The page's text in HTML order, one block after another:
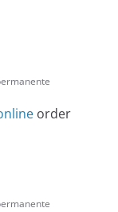
order